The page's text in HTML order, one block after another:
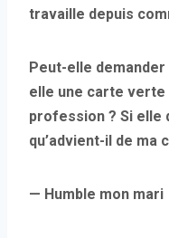
travaille depuis
Peut-elle
elle une carte
profession ? Si elle
qu’advient-il de ma
— Humble mon mari